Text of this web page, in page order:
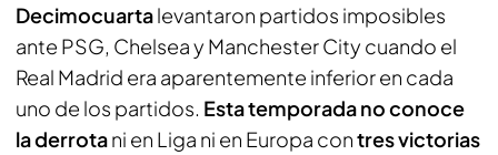
Decimocuartalevantaron partidos imposibles
ante PSG, Chelsea y Manchester City cuando el
Real Madrid era aparentemente inferior en cada
uno de los partidos. Esta temporada no conoce
la derrotani en Liga ni en Europa contres victorias